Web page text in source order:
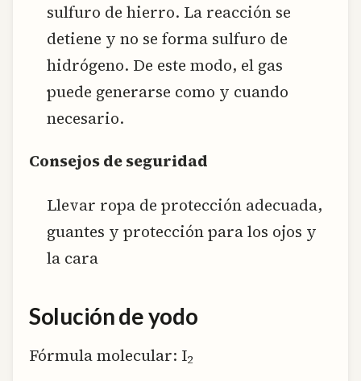
sulfuro de hierro. La reacción se
detiene y no se forma sulfuro de
hidrógeno. De este modo, el gas
puede generarse como y cuando
necesario.
Consejos de seguridad
Llevar ropa de protección adecuada,
guantes y protección para los ojos y
la cara
Solución de yodo
Fórmula molecular: I2